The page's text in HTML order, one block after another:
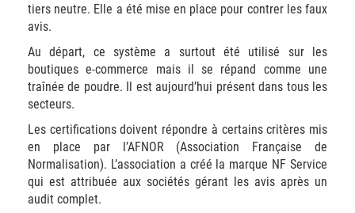
tiers neutre. Elle a été mise en place pour contrer les faux
avis.
Au départ, ce système a surtout été utilisé sur les
boutiques e-commerce mais il se répand comme une
traînée de poudre. Il est aujourd’hui présent dans tous les
secteurs.
Les certifications doivent répondre à certains critères mis
en place par l’AFNOR (Association Française de
Normalisation). L’association a créé la marque NF Service
qui est attribuée aux sociétés gérant les avis après un
audit complet.